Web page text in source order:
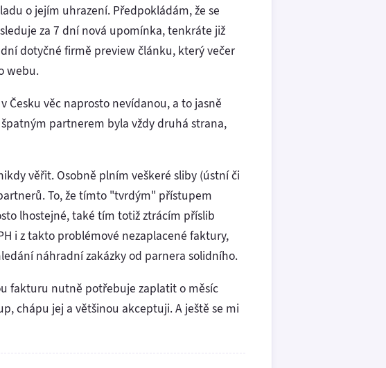
o jejím uhrazení. Předpokládám, že se
za 7 dní nová upomínka, tenkráte již
dotyčné firmě preview článku, který večer
webu.
Česku věc naprosto nevídanou, a to jasně
partnerem byla vždy druhá strana,
věřit. Osobně plním veškeré sliby (ústní či
To, že tímto "tvrdým" přístupem
lhostejné, také tím totiž ztrácím příslib
i z takto problémové nezaplacené faktury,
náhradní zakázky od parnera solidního.
fakturu nutně potřebuje zaplatit o měsíc
chápu jej a většinou akceptuji. A ještě se mi